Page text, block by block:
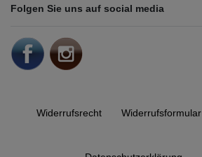
Folgen Sie uns auf social media
Widerrufs­recht Widerrufs­formular